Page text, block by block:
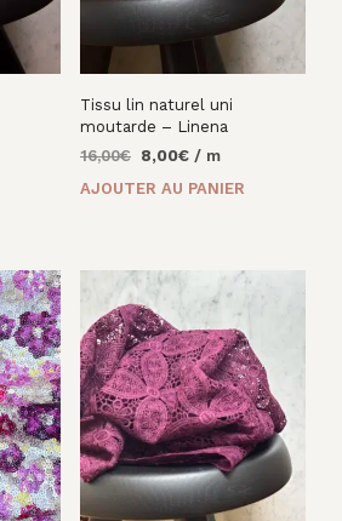
Tissu lin naturel uni
moutarde – Linena
16,00€
Le
8,00€Le/ m
AJOUTER AU PANIER